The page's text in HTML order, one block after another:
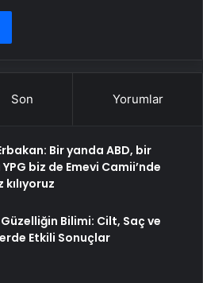
Son Yorumlar
Bir yanda ABD, bir
biz de Emevi Camii’nde
Bilimi: Cilt, Saç ve
Etkili Sonuçlar